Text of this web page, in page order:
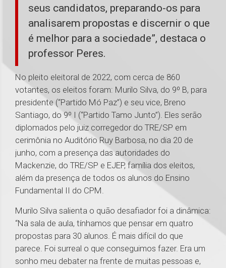
seus candidatos, preparando-os para
analisarem propostas e discernir o que
é melhor para a sociedade”, destaca o
professor Peres.
No pleito eleitoral de 2022, com cerca de 860
votantes, os eleitos foram: Murilo Silva, do 9º B, para
presidente (“Partido Mó Paz”) e seu vice, Breno
Santiago, do 9º I (“Partido Tamo Junto”). Eles serão
diplomados pelo juiz corregedor do TRE/SP em
cerimônia no Auditório Ruy Barbosa, no dia 20 de
junho, com a presença das autoridades do
Mackenzie, do TRE/SP e EJEP, família dos eleitos,
além da presença de todos os alunos do Ensino
Fundamental II do CPM.
Murilo Silva salienta o quão desafiador foi a dinâmica:
“Na sala de aula, tínhamos que pensar em quatro
propostas para 30 alunos. É mais difícil do que
parece. Foi surreal o que conseguimos fazer. Era um
sonho meu debater na frente de muitas pessoas e,